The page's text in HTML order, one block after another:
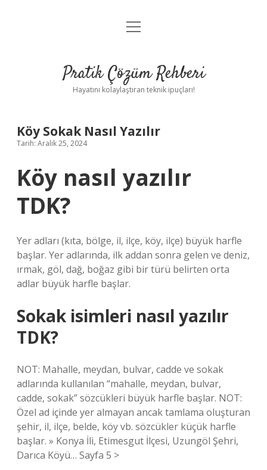
Anasayfa
Yasal Uyarı
menüyü
Pratik Çözüm Rehberi
Hayatını kolaylaştıran teknik ipuçları!
Köy Sokak Nasıl Yazılır
Tarih: Aralık 25, 2024
Köy nasıl yazılır
TDK?
Yer adları (kıta, bölge, il, ilçe, köy, ilçe) büyük harfle
başlar. Yer adlarında, ilk addan sonra gelen ve deniz,
ırmak, göl, dağ, boğaz gibi bir türü belirten orta
adlar büyük harfle başlar.
Sokak isimleri nasıl yazılır
TDK?
NOT: Mahalle, meydan, bulvar, cadde ve sokak
adlarında kullanılan “mahalle, meydan, bulvar,
cadde, sokak” sözcükleri büyük harfle başlar. NOT:
Özel ad içinde yer almayan ancak tamlama oluşturan
şehir, il, ilçe, belde, köy vb. sözcükler küçük harfle
başlar. » Konya İli, Etimesgut İlçesi, Uzungöl Şehri,
Darıca Köyü… Sayfa 5 >